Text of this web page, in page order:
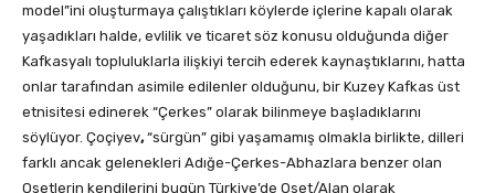
model”ini oluşturmaya çalıştıkları köylerde içlerine kapalı olarak
yaşadıkları halde, evlilik ve ticaret söz konusu olduğunda diğer
Kafkasyalı topluluklarla ilişkiyi tercih ederek kaynaştıklarını, hatta
onlar tarafından asimile edilenler olduğunu, bir Kuzey Kafkas üst
etnisitesi edinerek “Çerkes” olarak bilinmeye başladıklarını
söylüyor. Çoçiyev,“sürgün” gibi yaşamamış olmakla birlikte, dilleri
farklı ancak gelenekleri Adığe-Çerkes-Abhazlara benzer olan
Osetlerin kendilerini bugün Türkiye’de Oset/Alan olarak